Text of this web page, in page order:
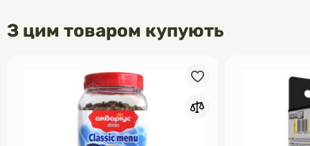
З цим товаром купують